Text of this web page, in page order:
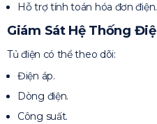
Hỗ trợ tính toán hóa đơn điện.
Giám Sát Hệ Thống
Tủ điện có thể theo dõi:
Điện áp.
Dòng điện.
Công suất.